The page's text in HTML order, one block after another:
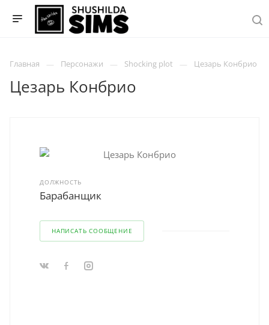
Главная Персонажи Shocking plot Цезарь Конбрио
Цезарь Конбрио
ДОЛЖНОСТЬ
Барабанщик
НАПИСАТЬ СООБЩЕНИЕ